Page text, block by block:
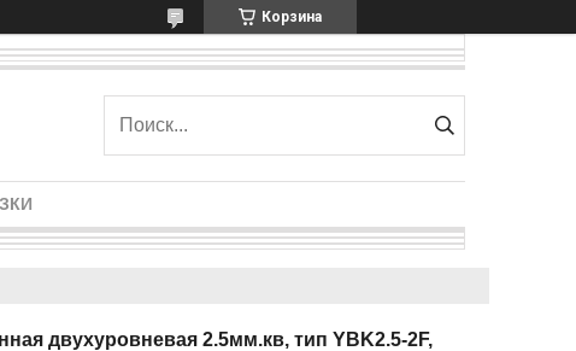
Корзина
двухуровневая 2.5мм.кв, тип YBK2.5-2F,